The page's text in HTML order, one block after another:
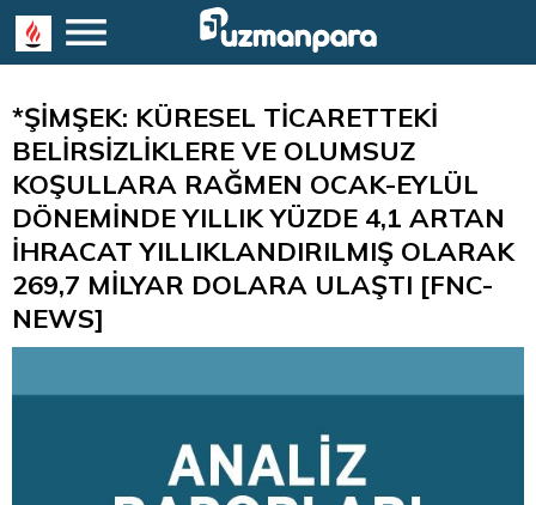
*ŞİMŞEK: KÜRESEL TİCARETTEKİ
BELİRSİZLİKLERE VE OLUMSUZ
KOŞULLARA RAĞMEN OCAK-EYLÜL
DÖNEMİNDE YILLIK YÜZDE 4,1 ARTAN
İHRACAT YILLIKLANDIRILMIŞ OLARAK
269,7 MİLYAR DOLARA ULAŞTI [FNC-
NEWS]